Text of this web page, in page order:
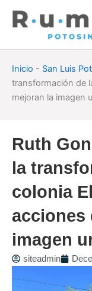
Inicio - San Luis
transformación de
mejoran la imagen
Ruth
la
colonia
acciones
imagen
siteadmin